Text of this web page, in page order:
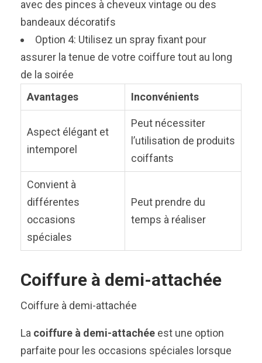
avec des pinces à cheveux vintage ou des
bandeaux décoratifs
Option 4: Utilisez un spray fixant pour
assurer la tenue de votre coiffure tout au long
de la soirée
Avantages
Inconvénients
Aspect élégant et
intemporel
Peut nécessiter
l’utilisation de produits
coiffants
Convient à
différentes
occasions
spéciales
Peut prendre du
temps à réaliser
Coiffure à demi-attachée
Coiffure à demi-attachée
La coiffure à demi-attachée est une option
parfaite pour les occasions spéciales lorsque